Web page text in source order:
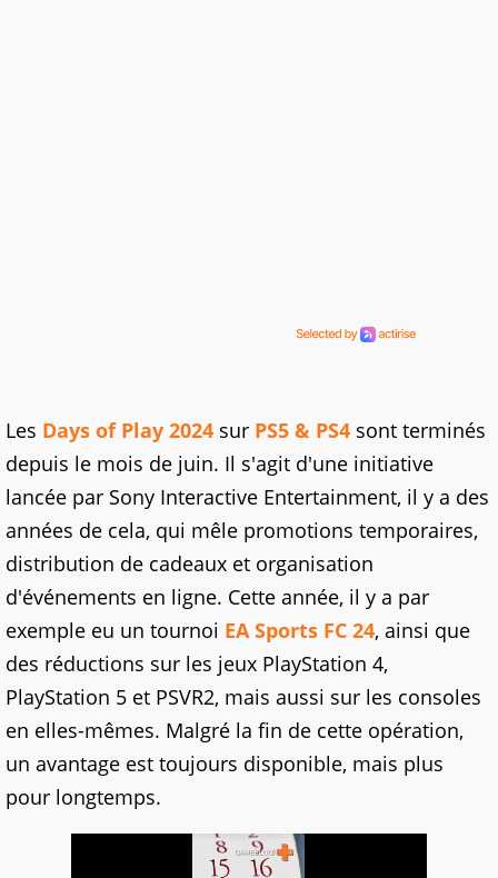
Les Days of Play 2024 sur PS5 & PS4 sont terminés
depuis le mois de juin. Il s'agit d'une initiative
lancée par Sony Interactive Entertainment, il y a des
années de cela, qui mêle promotions temporaires,
distribution de cadeaux et organisation
d'événements en ligne. Cette année, il y a par
exemple eu un tournoi EA Sports FC 24, ainsi que
des réductions sur les jeux PlayStation 4,
PlayStation 5 et PSVR2, mais aussi sur les consoles
en elles-mêmes. Malgré la fin de cette opération,
un avantage est toujours disponible, mais plus
pour longtemps.